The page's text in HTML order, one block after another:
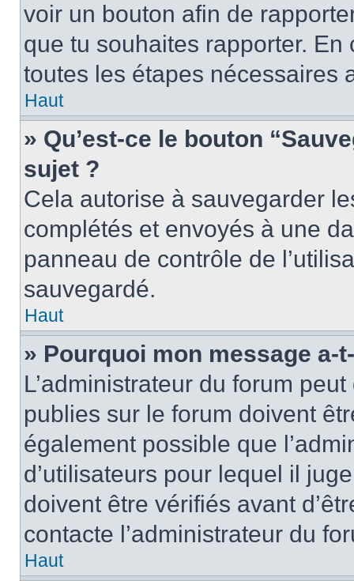
voir un bouton afin de
que tu souhaites rapporter.
toutes les étapes nécessaires
Haut
» Qu’est-ce le bouton
sujet ?
Cela autorise à sauvegarder
complétés et envoyés à une
panneau de contrôle de
sauvegardé.
Haut
» Pourquoi mon message a-
L’administrateur du forum
publies sur le forum doivent
également possible que
d’utilisateurs pour lequel il
doivent être vérifiés avant
contacte l’administrateur du
Haut